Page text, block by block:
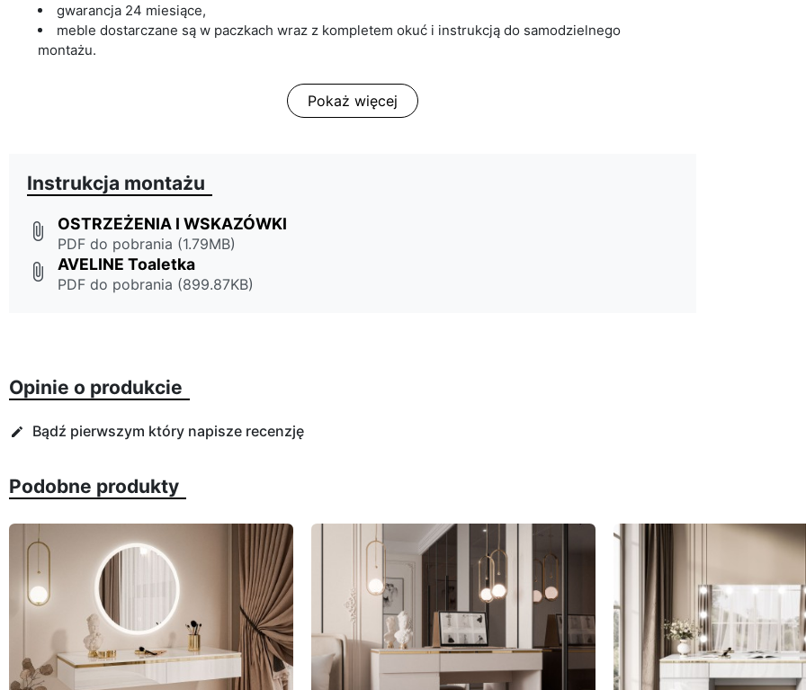
gwarancja 24 miesiące,
meble dostarczane są w paczkach wraz z kompletem okuć i instrukcją do samodzielnego
montażu.
Pokaż więcej
Instrukcja montażu
attach_file OSTRZEŻENIA I WSKAZÓWKI
PDF do pobrania (1.79MB)
attach_file AVELINE Toaletka
PDF do pobrania (899.87KB)
Opinie o produkcie
edit Bądź pierwszym który napisze recenzję
Podobne produkty